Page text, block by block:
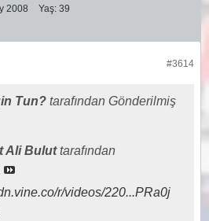
2008 Yaş: 39
#3614
Tun? tarafından Gönderilmiş
Ali Buluttarafından
r/videos/220...PRa0j